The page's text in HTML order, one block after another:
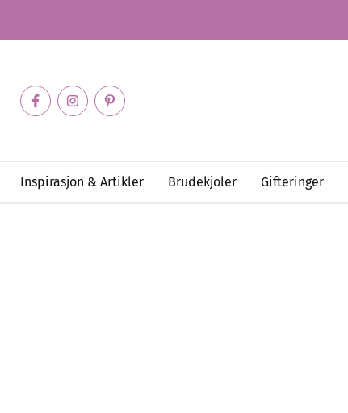
Inspirasjon & Artikler Brudekjoler Gifteringer